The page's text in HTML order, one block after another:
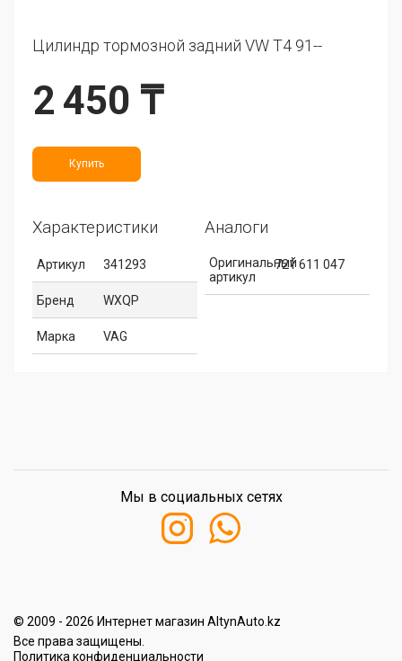
Цилиндр тормозной задний VW T4 91--
2 450 ₸
Купить
Характеристики
Артикул 341293
Бренд WXQP
Марка VAG
Аналоги
Оригинальный
артикул
721 611 047
© 2009 - 2026 Интернет магазин AltynAuto.kz
Все права защищены.
Политика конфиденциальности
Мы в социальных сетях